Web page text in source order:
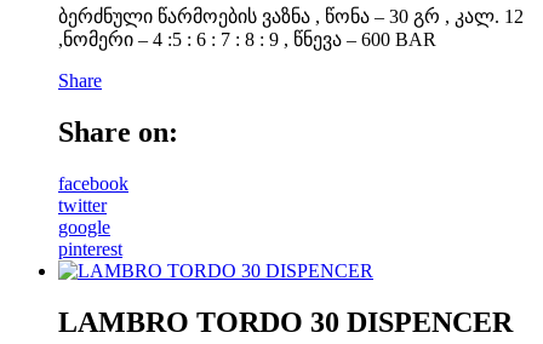
ბერძნული წარმოების ვაზნა , წონა – 30 გრ , კალ. 12
,ნომერი – 4 :5 : 6 : 7 : 8 : 9 , წნევა – 600 BAR
Share
Share on:
facebook
twitter
google
pinterest
LAMBRO TORDO 30 DISPENCER